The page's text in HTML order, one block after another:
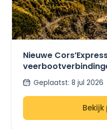
Nieuwe
ItaliëGeplaatst: 8 jul 2026